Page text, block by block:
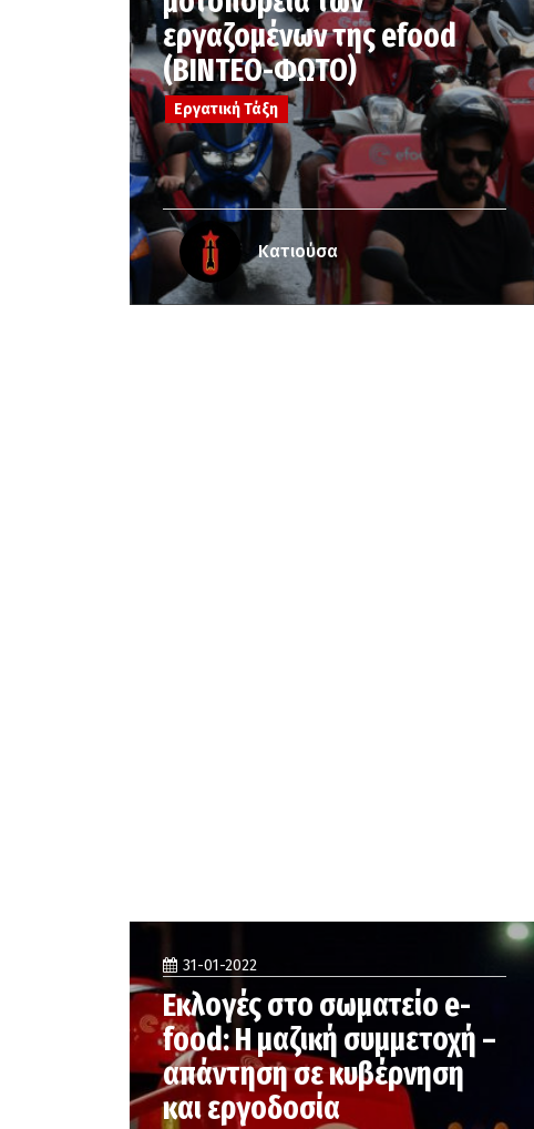
εργαζομένων της efood
(ΒΙΝΤΕΟ-ΦΩΤΟ)
Εργατική Τάξη
Κατιούσα
31-01-2022
Εκλογές στο σωματείο e-
food: Η μαζική συμμετοχή –
απάντηση σε κυβέρνηση
και εργοδοσία